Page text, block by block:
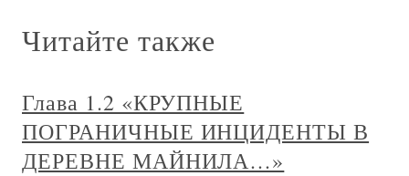
Читайте также
Глава 1.2 «КРУПНЫЕ
ПОГРАНИЧНЫЕ ИНЦИДЕНТЫ В
ДЕРЕВНЕ МАЙНИЛА…»